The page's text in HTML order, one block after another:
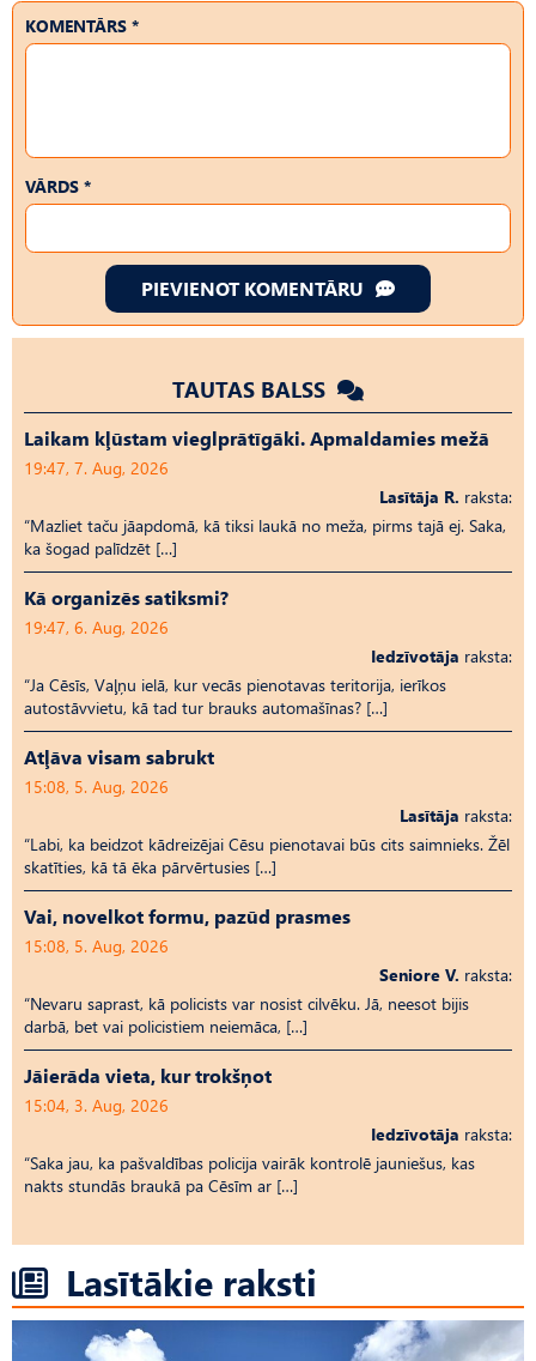
KOMENTĀRS *
VĀRDS *
PIEVIENOT KOMENTĀRU
TAUTAS BALSS
Laikam kļūstam vieglprātīgāki. Apmaldamies mežā
19:47, 7. Aug, 2026
Lasītāja R. raksta:
“Mazliet taču jāapdomā, kā tiksi laukā no meža, pirms tajā ej. Saka,
ka šogad palīdzēt […]
Kā organizēs satiksmi?
19:47, 6. Aug, 2026
Iedzīvotāja raksta:
“Ja Cēsīs, Vaļņu ielā, kur vecās pienotavas teritorija, ierīkos
autostāvvietu, kā tad tur brauks automašīnas? […]
Atļāva visam sabrukt
15:08, 5. Aug, 2026
Lasītāja raksta:
“Labi, ka beidzot kādreizējai Cēsu pienotavai būs cits saimnieks. Žēl
skatīties, kā tā ēka pārvērtusies […]
Vai, novelkot formu, pazūd prasmes
15:08, 5. Aug, 2026
Seniore V. raksta:
“Nevaru saprast, kā policists var nosist cilvēku. Jā, neesot bijis
darbā, bet vai policistiem neiemāca, […]
Jāierāda vieta, kur trokšņot
15:04, 3. Aug, 2026
Iedzīvotāja raksta:
“Saka jau, ka pašvaldības policija vairāk kontrolē jauniešus, kas
nakts stundās braukā pa Cēsīm ar […]
Lasītākie raksti